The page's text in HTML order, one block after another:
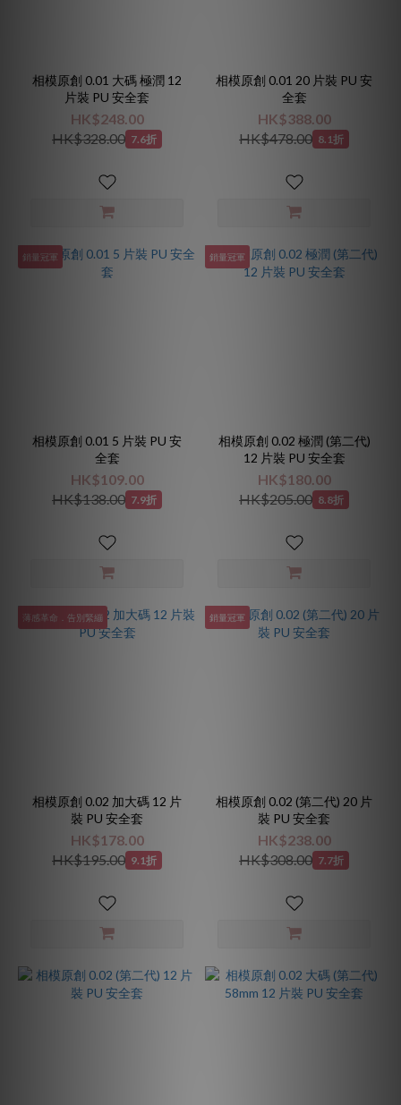
相模原創 0.01 大碼 極潤 12
片裝 PU 安全套
HK$248.00
HK$328.00 7.6折
相模原創 0.01 20 片裝 PU 安
全套
HK$388.00
HK$478.00 8.1折
銷量冠軍
相模原創 0.01 5 片裝 PU 安
全套
HK$109.00
HK$138.00 7.9折
銷量冠軍
相模原創 0.02 極潤 (第二代)
12 片裝 PU 安全套
HK$180.00
HK$205.00 8.8折
薄感革命．告別緊繃
相模原創 0.02 加大碼 12 片
裝 PU 安全套
HK$178.00
HK$195.00 9.1折
銷量冠軍
相模原創 0.02 (第二代) 20 片
裝 PU 安全套
HK$238.00
HK$308.00 7.7折